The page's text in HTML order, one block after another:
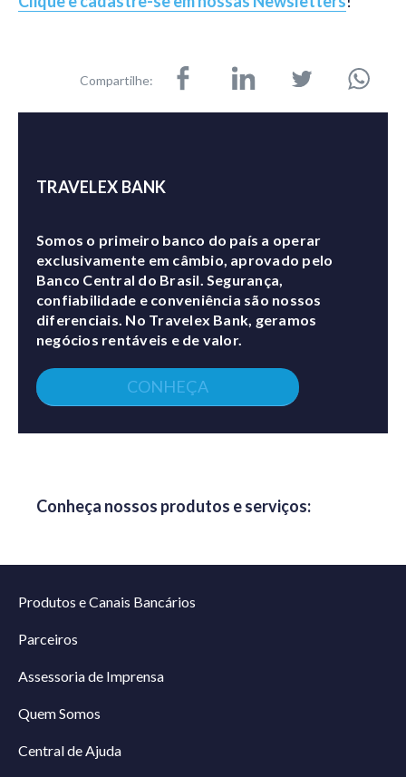
Compartilhe:
TRAVELEX BANK
Somos o primeiro banco do país a operar
exclusivamente em câmbio, aprovado pelo
Banco Central do Brasil. Segurança,
confiabilidade e conveniência são nossos
diferenciais. No Travelex Bank, geramos
negócios rentáveis e de valor.
CONHEÇA
Conheça nossos produtos e serviços:
Produtos e Canais Bancários
Parceiros
Assessoria de Imprensa
Quem Somos
Central de Ajuda